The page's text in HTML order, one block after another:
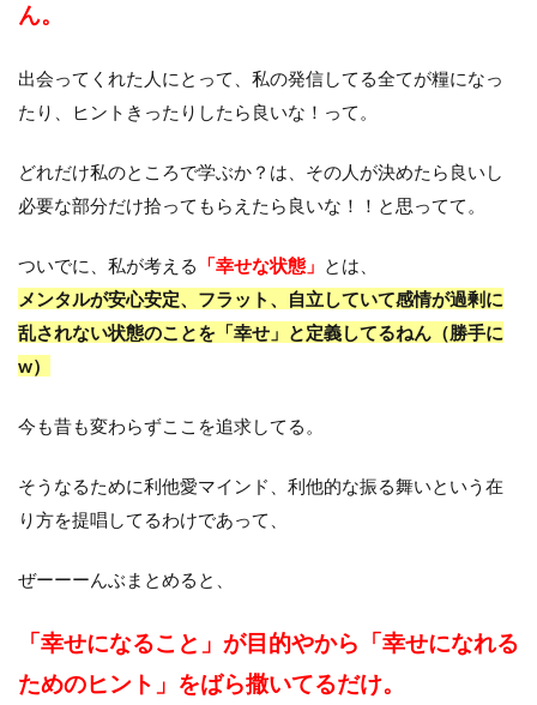
ん。
出会ってくれた人にとって、私の発信してる全てが糧になっ
たり、ヒントきったりしたら良いな！って。
どれだけ私のところで学ぶか？は、その人が決めたら良いし
必要な部分だけ拾ってもらえたら良いな！！と思ってて。
ついでに、私が考える 「幸せな状態」 とは、
メンタルが安心安定、フラット、自立していて感情が過剰に
乱されない状態のことを「幸せ」と定義してるねん（勝手に
w）
今も昔も変わらずここを追求してる。
そうなるために利他愛マインド、利他的な振る舞いという在
り方を提唱してるわけであって、
ぜーーーんぶまとめると、
「幸せになること」が目的やから 「幸せになれる
ためのヒント」をばら撒いてるだけ。